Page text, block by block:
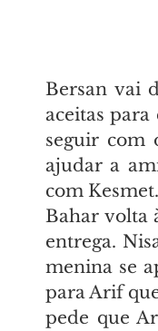
Bersan vai
aceitas
seguir com
ajudar a
com Kesmet.
Bahar volta
entrega.
menina se
para Arif
pede que